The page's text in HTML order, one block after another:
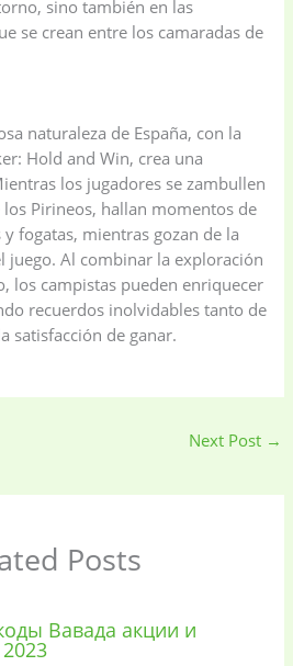
sino también en las
se crean entre los camaradas de
naturaleza de España, con la
Hold and Win, crea una
los jugadores se zambullen
Pirineos, hallan momentos de
fogatas, mientras gozan de la
juego. Al combinar la exploración
los campistas pueden enriquecer
recuerdos inolvidables tanto de
satisfacción de ganar.
Next Post →
Posts
Вавада акции и